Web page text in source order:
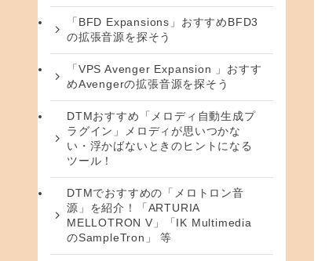
「BFD Expansions」おすすめBFD3
の拡張音源を探そう
「VPS Avenger Expansion 」おすす
めAvengerの拡張音源を探そう
DTMおすすめ「メロディ自動生成プ
ラグイン」メロディが思いつかな
い・浮かばないときのヒントになる
ツール！
DTMでおすすめの「メロトロン音
源」を紹介！「ARTURIA
MELLOTRON V」「IK Multimedia
のSampleTron」 等